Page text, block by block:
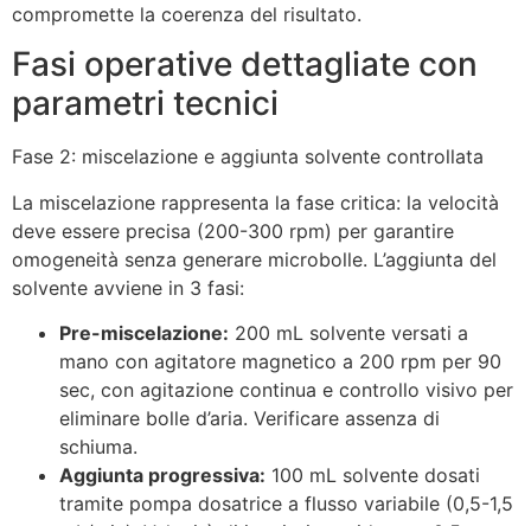
compromette la coerenza del risultato.
Fasi operative dettagliate con
parametri tecnici
Fase 2: miscelazione e aggiunta solvente controllata
La miscelazione rappresenta la fase critica: la velocità
deve essere precisa (200-300 rpm) per garantire
omogeneità senza generare microbolle. L’aggiunta del
solvente avviene in 3 fasi:
Pre-miscelazione: 200 mL solvente versati a
mano con agitatore magnetico a 200 rpm per 90
sec, con agitazione continua e controllo visivo per
eliminare bolle d’aria. Verificare assenza di
schiuma.
Aggiunta progressiva: 100 mL solvente dosati
tramite pompa dosatrice a flusso variabile (0,5-1,5